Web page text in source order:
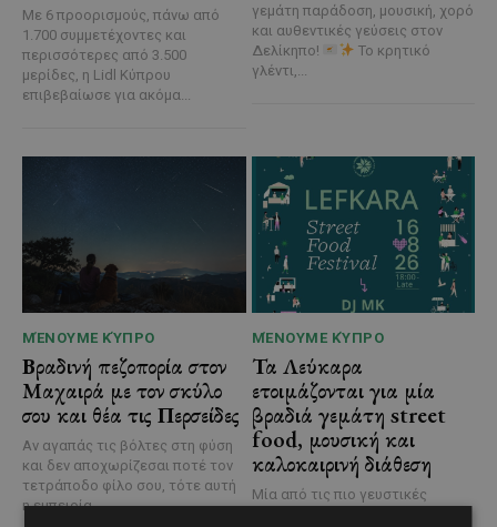
Με 6 προορισμούς, πάνω από
1.700 συμμετέχοντες και
περισσότερες από 3.500
μερίδες, η Lidl Κύπρου
επιβεβαίωσε για ακόμα...
γεμάτη παράδοση, μουσική, χορό
και αυθεντικές γεύσεις στον
Δελίκηπο!
Το κρητικό
γλέντι,...
ΜΈΝΟΥΜΕ ΚΎΠΡΟ
Βραδινή πεζοπορία στον
Μαχαιρά με τον σκύλο
σου και θέα τις Περσείδες
Αν αγαπάς τις βόλτες στη φύση
και δεν αποχωρίζεσαι ποτέ τον
τετράποδο φίλο σου, τότε αυτή
η εμπειρία...
ΜΈΝΟΥΜΕ ΚΎΠΡΟ
Τα Λεύκαρα
ετοιμάζονται για μία
βραδιά γεμάτη street
food, μουσική και
καλοκαιρινή διάθεση
Μία από τις πιο γευστικές